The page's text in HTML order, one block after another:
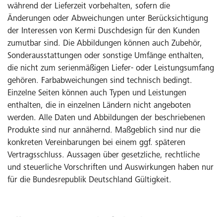
während der Lieferzeit vorbehalten, sofern die
Änderungen oder Abweichungen unter Berücksichtigung
der Interessen von Kermi Duschdesign für den Kunden
zumutbar sind. Die Abbildungen können auch Zubehör,
Sonderausstattungen oder sonstige Umfänge enthalten,
die nicht zum serienmäßigen Liefer- oder Leistungsumfang
gehören. Farbabweichungen sind technisch bedingt.
Einzelne Seiten können auch Typen und Leistungen
enthalten, die in einzelnen Ländern nicht angeboten
werden. Alle Daten und Abbildungen der beschriebenen
Produkte sind nur annähernd. Maßgeblich sind nur die
konkreten Vereinbarungen bei einem ggf. späteren
Vertragsschluss. Aussagen über gesetzliche, rechtliche
und steuerliche Vorschriften und Auswirkungen haben nur
für die Bundesrepublik Deutschland Gültigkeit.